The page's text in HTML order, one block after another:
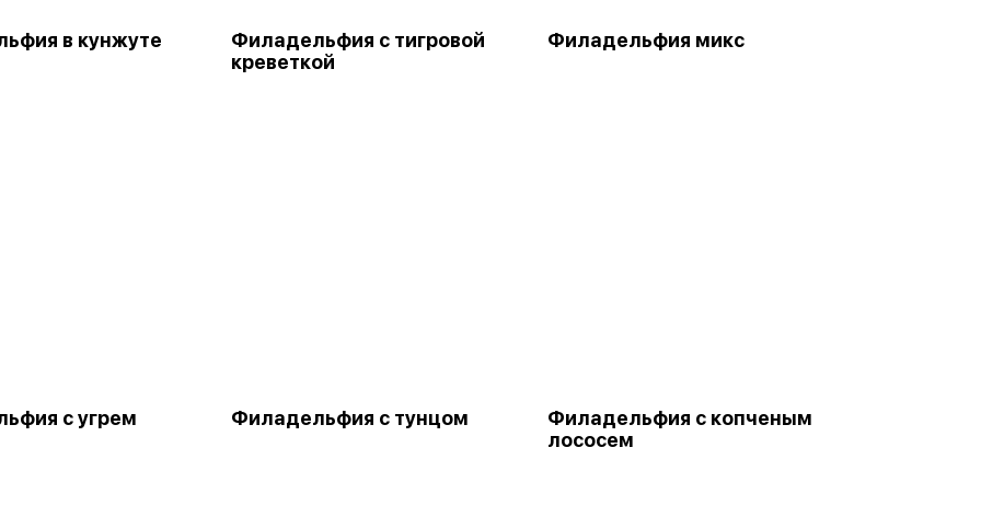
в кунжуте
Филадельфия с тигровой
креветкой
Филадельфия микс
с угрем Филадельфия с тунцом
Филадельфия с копченым
лососем